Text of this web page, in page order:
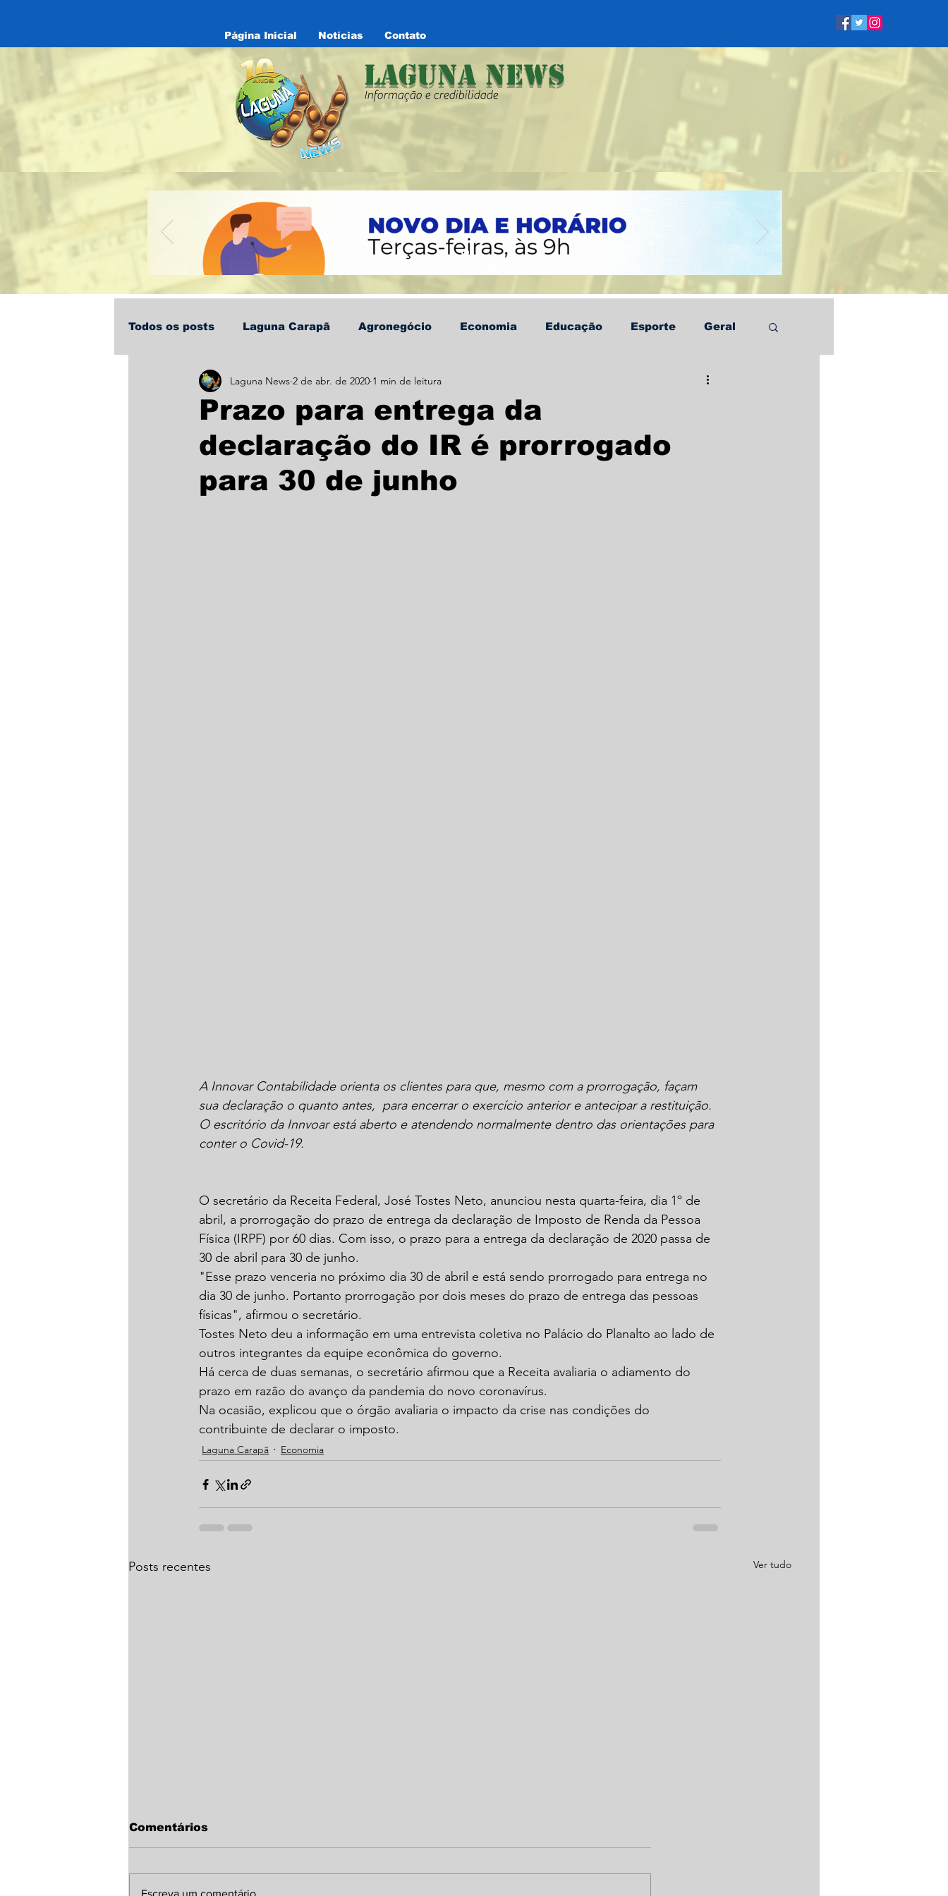
Página Inicial Notícias Contato
Laguna News
Informação e credibilidade
Todos os posts Laguna Carapã Agronegócio Economia Educação Esporte Geral
Policial Política Saúde Informe Publicitário
Prazo para entrega da
declaração do IR é prorrogado
para 30 de junho
Laguna News 2 de abr. de 2020 1 min de leitura
A Innovar Contabilidade orienta os clientes para que, mesmo com a prorrogação, façam
sua declaração o quanto antes,  para encerrar o exercício anterior e antecipar a restituição.
O escritório da Innvoar está aberto e atendendo normalmente dentro das orientações para
conter o Covid-19.
O secretário da Receita Federal, José Tostes Neto, anunciou nesta quarta-feira, dia 1º de
abril, a prorrogação do prazo de entrega da declaração de Imposto de Renda da Pessoa
Física (IRPF) por 60 dias. Com isso, o prazo para a entrega da declaração de 2020 passa de
30 de abril para 30 de junho.
"Esse prazo venceria no próximo dia 30 de abril e está sendo prorrogado para entrega no
dia 30 de junho. Portanto prorrogação por dois meses do prazo de entrega das pessoas
físicas", afirmou o secretário.
Tostes Neto deu a informação em uma entrevista coletiva no Palácio do Planalto ao lado de
outros integrantes da equipe econômica do governo.
Há cerca de duas semanas, o secretário afirmou que a Receita avaliaria o adiamento do
prazo em razão do avanço da pandemia do novo coronavírus.
Na ocasião, explicou que o órgão avaliaria o impacto da crise nas condições do
contribuinte de declarar o imposto.
Laguna Carapã Economia
Posts recentes Ver tudo
Comentários